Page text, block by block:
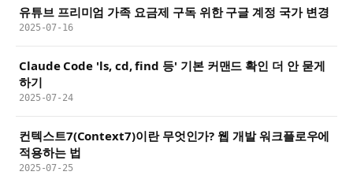
유튜브 프리미엄 가족 요금제 구독 위한 구글 계정 국가 변경
2025-07-16
Claude Code 'ls, cd, find 등' 기본 커맨드 확인 더 안 묻게
하기
2025-07-24
컨텍스트7(Context7)이란 무엇인가? 웹 개발 워크플로우에
적용하는 법
2025-07-25